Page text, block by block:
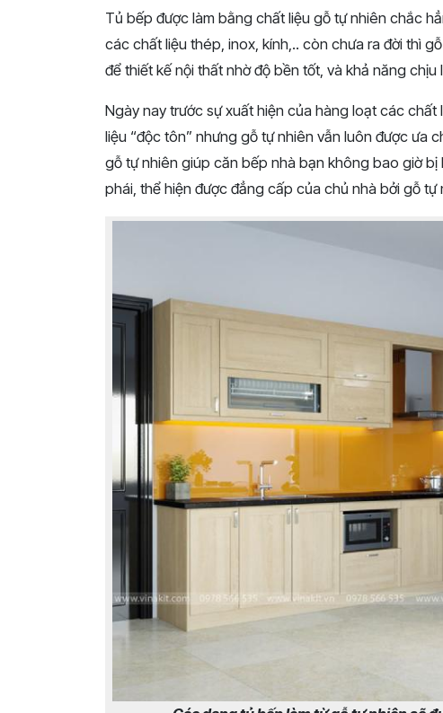
Tủ bếp được làm bằng chất liệu gỗ tự nhiên chắc
các chất liệu thép, inox, kính,.. còn chưa ra đời thì
để thiết kế nội thất nhờ độ bền tốt, và khả năng chịu
Ngày nay trước sự xuất hiện của hàng loạt các
liệu “độc tôn” nhưng gỗ tự nhiên vẫn luôn được ưa
gỗ tự nhiên giúp căn bếp nhà bạn không bao giờ
phái, thể hiện được đẳng cấp của chủ nhà bởi gỗ